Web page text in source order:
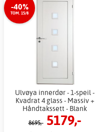
-40%
TOM. 15/8
Ulvøya innerdør - 1-speil -
Kvadrat 4 glass - Massiv +
Håndtakssett - Blank
8695,- 5179,-